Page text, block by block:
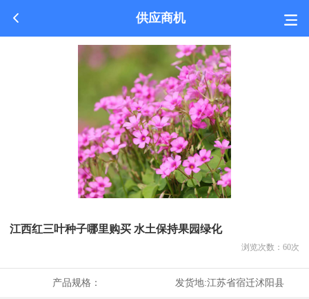
供应商机
江西红三叶种子哪里购买 水土保持果园绿化
浏览次数： 60次
产品规格： 发货地:江苏省宿迁沭阳县